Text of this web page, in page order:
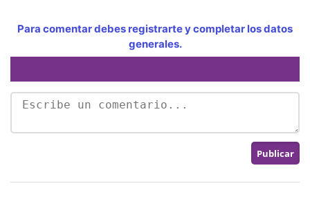
Para comentar debes registrarte y completar los datos
generales.